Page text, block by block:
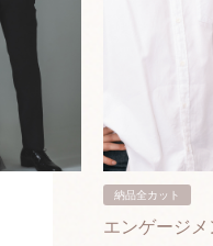
納品全カット
エンゲージ